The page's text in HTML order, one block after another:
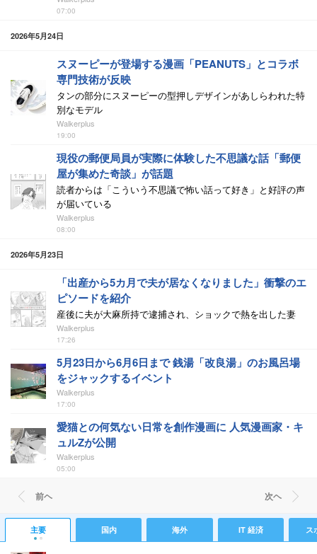
07:00
2026年5月24日
スヌーピーが登場する漫画「PEANUTS」とコラボ
専門技術が反映
タンの部分にスヌーピーの型押しデザインがあしらわれた特
別なモデル
Walkerplus
19:00
現役の郵便局員が実際に体験した不思議な話「郵便
屋が集めた奇談」が話題
読者からは「こういう不思議で怖い話って好き」と好評の声
が届いている
Walkerplus
08:00
2026年5月23日
「出産から5カ月で夫が居なくなりました」衝撃のエ
ピソードを紹介
産後に夫が大麻所持で逮捕され、ショックで熱を出した妻
Walkerplus
17:26
5月23日から6月6日まで 銭湯「改良湯」のお風呂場
をジャックするイベント
Walkerplus
17:00
愛猫との何気ない日常を創作漫画に 人気漫画家・キ
ュルZが公開
Walkerplus
05:00
前ヘ 次ヘ
主要 国内 海外 IT 経済 ス